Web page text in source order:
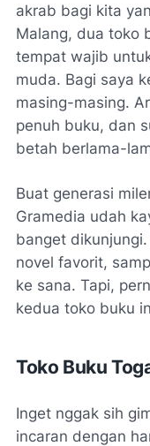
akrab bagi kita
Malang, dua toko
tempat wajib
muda. Bagi saya
masing-masing.
penuh buku, dan
betah berlama-
Buat generasi
Gramedia udah
banget
novel favorit,
ke sana. Tapi,
kedua toko buku
Toko Buku
Inget nggak sih
incaran dengan